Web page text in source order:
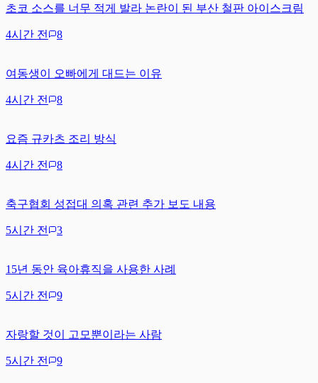
초코 소스를 너무 적게 발라 논란이 된 부산 철판 아이스크림
4시간 전 8
여동생이 오빠에게 대드는 이유
4시간 전 8
요즘 규카츠 조리 방식
4시간 전 8
축구협회 성접대 의혹 관련 추가 보도 내용
5시간 전 3
15년 동안 육아휴직을 사용한 사례
5시간 전 9
자랑할 것이 고모뿐이라는 사람
5시간 전 9